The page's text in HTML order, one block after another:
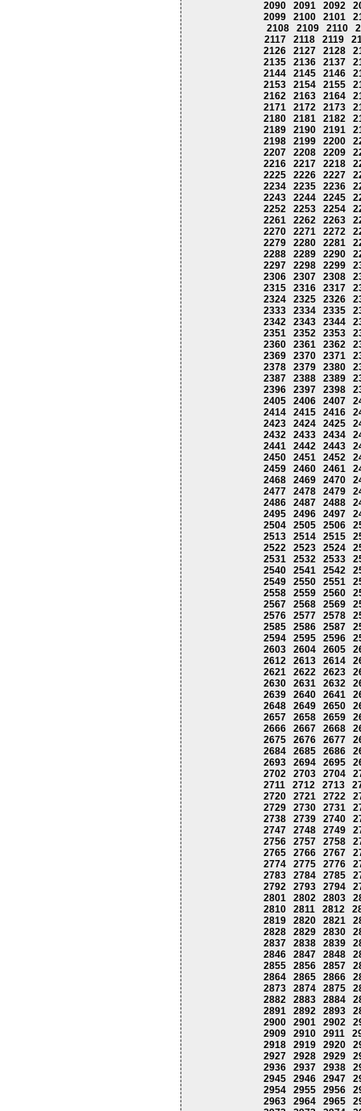
2090
2091 2092
2099
2100 2101
2108
2109 2110
2117
2118 2119
2126
2127 2128
2135
2136 2137
2144
2145 2146
2153
2154 2155
2162
2163 2164
2171
2172 2173
2180
2181 2182
2189
2190 2191
2198
2199 2200
2207
2208 2209
2216
2217 2218
2225
2226 2227
2234
2235 2236
2243
2244 2245
2252
2253 2254
2261
2262 2263
2270
2271 2272
2279
2280 2281
2288
2289 2290
2297
2298 2299
2306
2307 2308
2315
2316 2317
2324
2325 2326
2333
2334 2335
2342
2343 2344
2351
2352 2353
2360
2361 2362
2369
2370 2371
2378
2379 2380
2387
2388 2389
2396
2397 2398
2405
2406 2407
2414
2415 2416
2423
2424 2425
2432
2433 2434
2441
2442 2443
2450
2451 2452
2459
2460 2461
2468
2469 2470
2477
2478 2479
2486
2487 2488
2495
2496 2497
2504
2505 2506
2513
2514 2515
2522
2523 2524
2531
2532 2533
2540
2541 2542
2549
2550 2551
2558
2559 2560
2567
2568 2569
2576
2577 2578
2585
2586 2587
2594
2595 2596
2603
2604 2605
2612
2613 2614
2621
2622 2623
2630
2631 2632
2639
2640 2641
2648
2649 2650
2657
2658 2659
2666
2667 2668
2675
2676 2677
2684
2685 2686
2693
2694 2695
2702
2703 2704
2711
2712 2713
2720
2721 2722
2729
2730 2731
2738
2739 2740
2747
2748 2749
2756
2757 2758
2765
2766 2767
2774
2775 2776
2783
2784 2785
2792
2793 2794
2801
2802 2803
2810
2811 2812
2819
2820 2821
2828
2829 2830
2837
2838 2839
2846
2847 2848
2855
2856 2857
2864
2865 2866
2873
2874 2875
2882
2883 2884
2891
2892 2893
2900
2901 2902
2909
2910 2911
2918
2919 2920
2927
2928 2929
2936
2937 2938
2945
2946 2947
2954
2955 2956
2963
2964 2965